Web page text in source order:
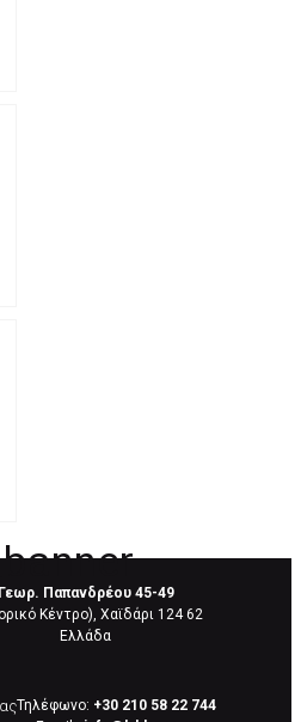
Γεωρ. Παπανδρέου 45-49
Κέντρο), Χαϊδάρι 124 62
Eλλάδα
Τηλέφωνο: +30 210 58 22 744